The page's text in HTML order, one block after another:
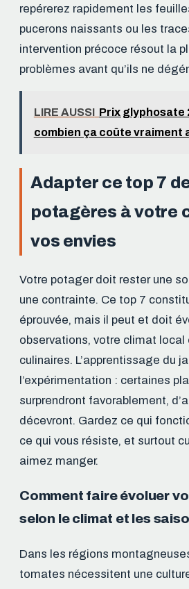
repérerez rapidement les
pucerons naissants ou les
intervention précoce résout la
problèmes avant qu’ils ne
LIRE AUSSI Prix glyphosate
combien ça coûte vraiment
Adapter ce top 7
potagères à votre
vos envies
Votre potager doit rester une
une contrainte. Ce top 7
éprouvée, mais il peut et doit
observations, votre climat local
culinaires. L’apprentissage du
l’expérimentation : certaines
surprendront favorablement,
décevront. Gardez ce qui
ce qui vous résiste, et surtout
aimez manger.
Comment faire évoluer
selon le climat et les
Dans les régions
tomates nécessitent une